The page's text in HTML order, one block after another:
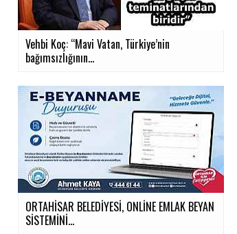
Vehbi Koç: “Mavi Vatan, Türkiye’nin
bağımsızlığının...
ORTAHİSAR BELEDİYESİ, ONLİNE EMLAK BEYAN
SİSTEMİNİ...